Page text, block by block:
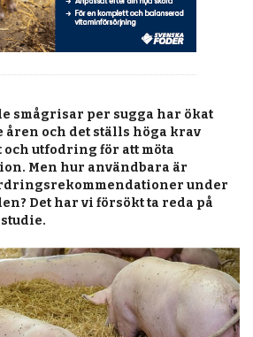
små­grisar per sugga har ökat
åren och det ställs höga krav
utfodring för att möta
Men hur användbara är
under
Det har vi försökt ta reda på